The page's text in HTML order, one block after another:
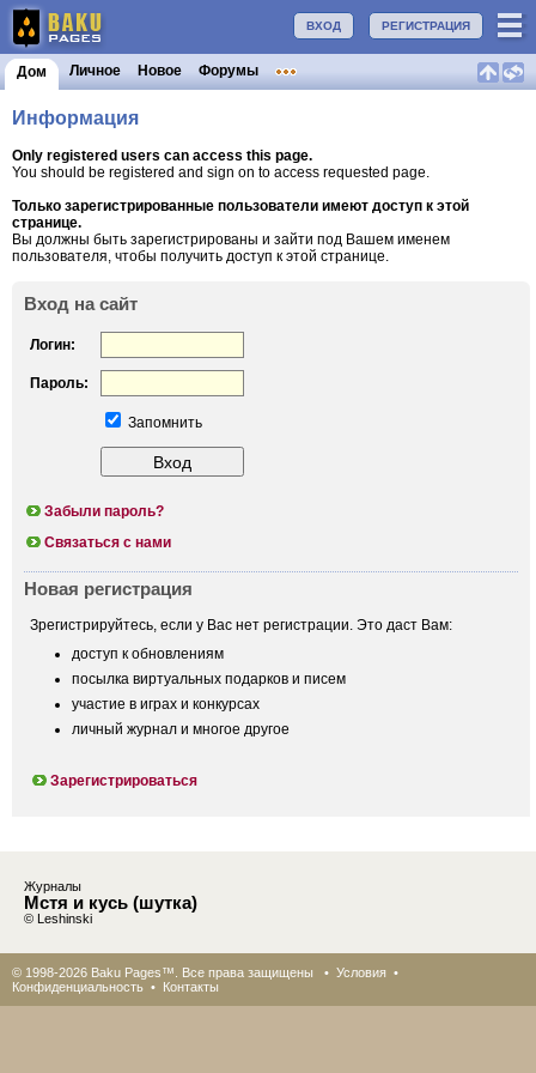
РЕГИСТРАЦИЯ
ВХОД
Дом Личное Новое Форумы
Информация
Only registered users can access this page.
You should be registered and sign on to access requested page.
Только зарегистрированные пользователи имеют доступ к этой
странице.
Вы должны быть зарегистрированы и зайти под Вашем именем
пользователя, чтобы получить доступ к этой странице.
Вход на сайт
Логин:
Пароль:
Запомнить
Забыли пароль?
Связаться с нами
Новая регистрация
Зрегистрируйтесь, если у Вас нет регистрации. Это даст Вам:
доступ к обновлениям
посылка виртуальных подарков и писем
участие в играх и конкурсах
личный журнал и многое другое
Зарегистрироваться
Журналы
Мстя и кусь (шутка)
© Leshinski
© 1998-2026 Baku Pages™. Все права защищены • Условия •
Конфиденциальность • Контакты